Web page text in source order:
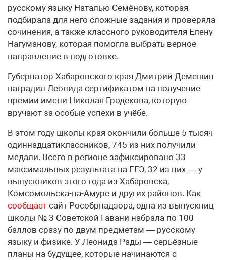
русскому языку Наталью Семёнову, которая
подбирала для него сложные задания и проверяла
сочинения, а также классного руководителя Елену
Нагуманову, которая помогла выбрать верное
направление в подготовке.
Губернатор Хабаровского края Дмитрий Демешин
наградил Леонида сертификатом на получение
премии имени Николая Гродекова, которую
вручают за особые успехи в учёбе.
В этом году школы края окончили больше 5 тысяч
одиннадцатиклассников, 745 из них получили
медали. Всего в регионе зафиксировано 33
максимальных результата на ЕГЭ, 32 из них — у
выпускников этого года из Хабаровска,
Комсомольска-на-Амуре и других районов. Как
сообщает сайт Рособрнадзора, одна из выпускниц
школы № 3 Советской Гавани набрала по 100
баллов сразу по двум предметам — русскому
языку и физике. У Леонида Рады — серьёзные
планы на будущее, которые начинаются с